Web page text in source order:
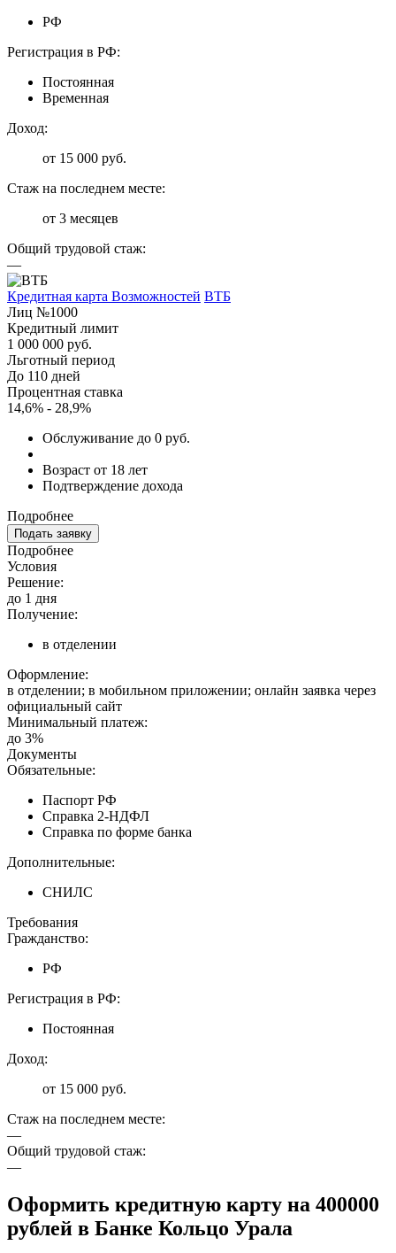
РФ
Регистрация в РФ:
Постоянная
Временная
Доход:
от 15 000 руб.
Стаж на последнем месте:
от 3 месяцев
Общий трудовой стаж:
—
Кредитная карта Возможностей ВТБ
Лиц №1000
Кредитный лимит
1 000 000 руб.
Льготный период
До 110 дней
Процентная ставка
14,6% - 28,9%
Обслуживание до 0 руб.
Возраст от 18 лет
Подтверждение дохода
Подробнее
Подать заявку
Подробнее
Условия
Решение:
до 1 дня
Получение:
в отделении
Оформление:
в отделении; в мобильном приложении; онлайн заявка через
официальный сайт
Минимальный платеж:
до 3%
Документы
Обязательные:
Паспорт РФ
Справка 2-НДФЛ
Справка по форме банка
Дополнительные:
СНИЛС
Требования
Гражданство:
РФ
Регистрация в РФ:
Постоянная
Доход:
от 15 000 руб.
Стаж на последнем месте:
—
Общий трудовой стаж:
—
Оформить кредитную карту на 400000
рублей в Банке Кольцо Урала